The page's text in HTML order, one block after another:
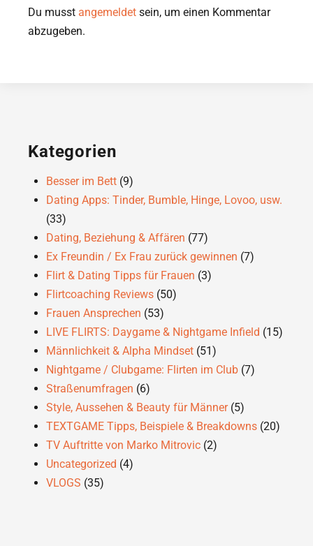
Du musst angemeldet sein, um einen Kommentar
abzugeben.
Kategorien
Besser im Bett (9)
Dating Apps: Tinder, Bumble, Hinge, Lovoo, usw.
(33)
Dating, Beziehung & Affären (77)
Ex Freundin / Ex Frau zurück gewinnen (7)
Flirt & Dating Tipps für Frauen (3)
Flirtcoaching Reviews (50)
Frauen Ansprechen (53)
LIVE FLIRTS: Daygame & Nightgame Infield (15)
Männlichkeit & Alpha Mindset (51)
Nightgame / Clubgame: Flirten im Club (7)
Straßenumfragen (6)
Style, Aussehen & Beauty für Männer(5)
TEXTGAME Tipps, Beispiele & Breakdowns (20)
TV Auftritte von Marko Mitrovic (2)
Uncategorized (4)
VLOGS (35)